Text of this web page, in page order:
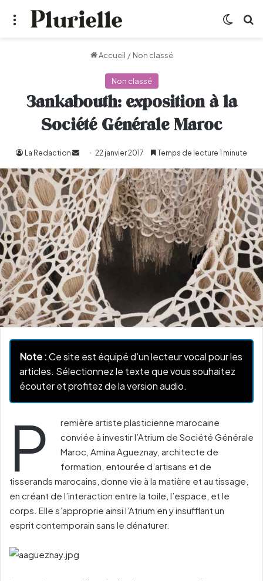
Menu
Accueil / Non classé
Non classé
3ankabouth: exposition à la
Société Générale Maroc
La Redaction
Envoyer
un
courriel
22 janvier 2017 Temps de lecture 1 minute
Note :Ce site est équipé d’un lecteur vocal pour les
articles. Sélectionnez le texte que vous souhaitez
écouter et profitez de la version audio.
P
remière artiste plasticienne marocaine
conviée à investir l’Atrium de Société Générale
Maroc, Amina Agueznay, architecte de
formation, entourée d’artisans et de
tisserands marocains, donne vie à la matière et au tissage,
en créant de l’interaction entre la toile, l’espace, et le
corps. Elle s’approprie ainsi l’Atrium en y insufflant un
esprit contemporain sans le dénaturer.